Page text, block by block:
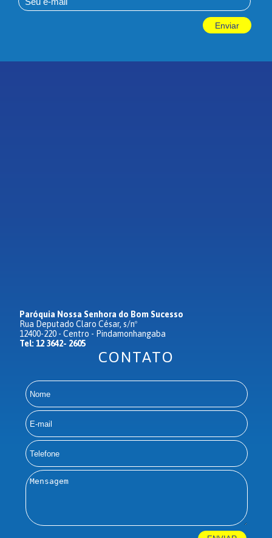
Paróquia Nossa Senhora do Bom Sucesso
Rua Deputado Claro César, s/nº
12400-220 - Centro - Pindamonhangaba
Tel: 12 3642- 2605
CONTATO